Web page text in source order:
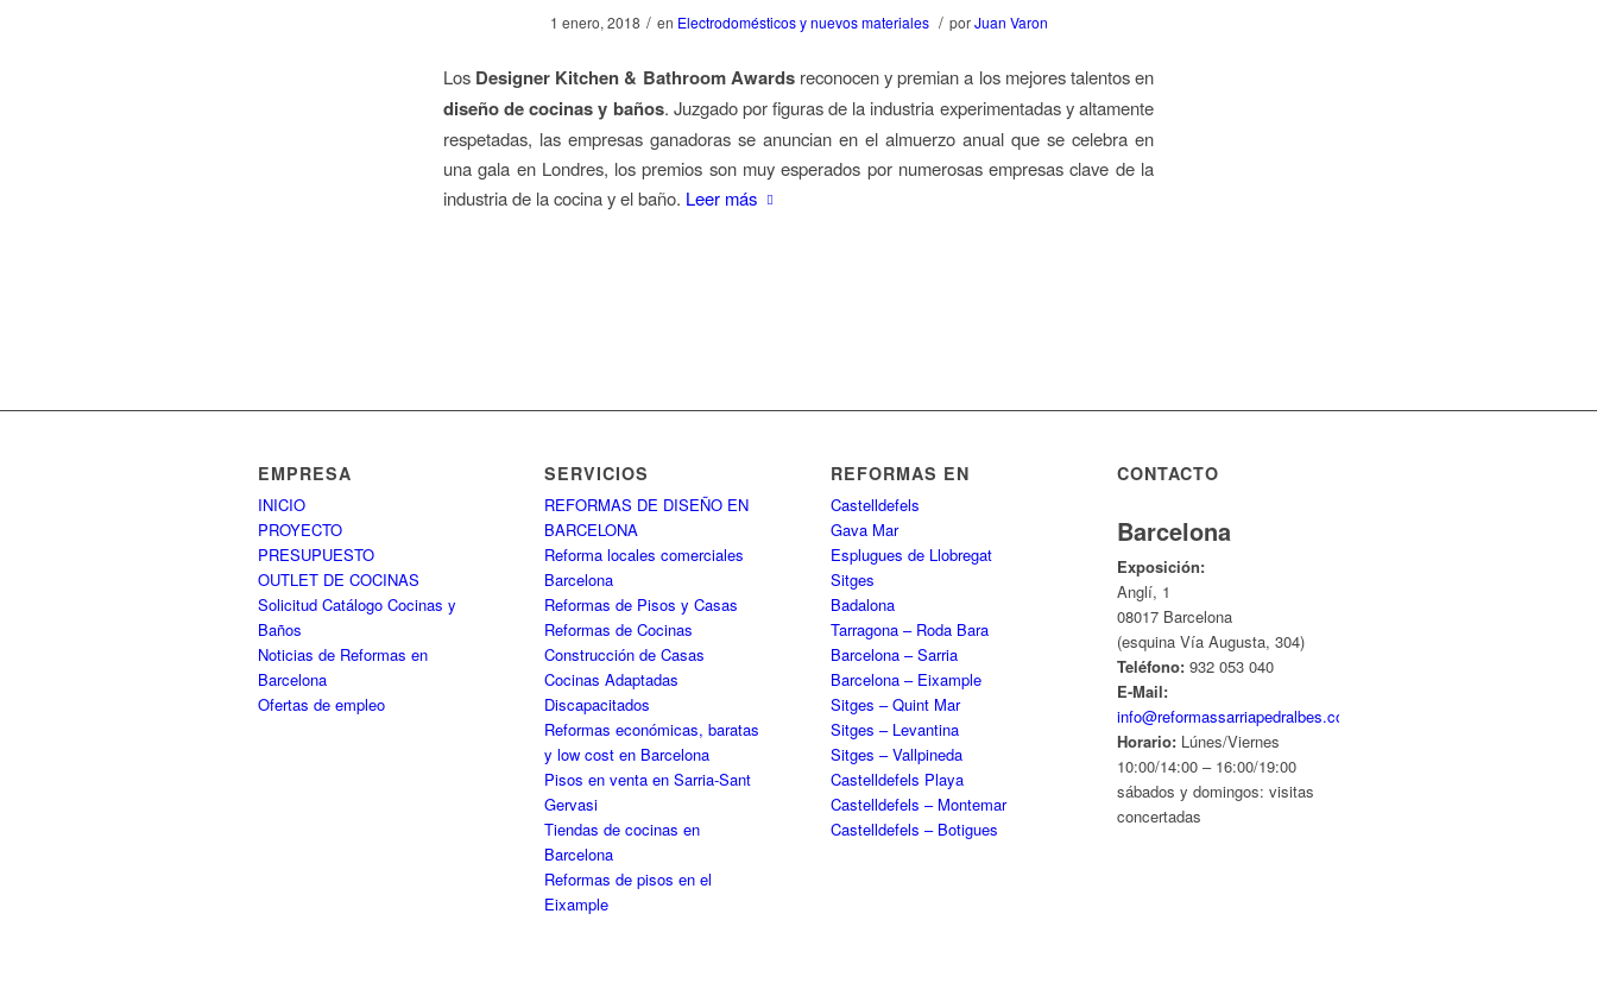
1 enero, 2018 / en Electrodomésticos y nuevos materiales / porJuan Varon
Los Designer Kitchen & Bathroom Awardsreconocen y premian a los mejores talentos en
diseño de cocinas y baños. Juzgado por figuras de la industria experimentadas y altamente
respetadas, las empresas ganadoras se anuncian en el almuerzo anual que se celebra en
una gala en Londres, los premios son muy esperados por numerosas empresas clave de la
industria de la cocina y el baño. Leer más
EMPRESA
INICIO
PROYECTO
PRESUPUESTO
OUTLET DE COCINAS
Solicitud Catálogo Cocinas y
Baños
Noticias de Reformas en
Barcelona
Ofertas de empleo
SERVICIOS
REFORMAS DE DISEÑO EN
BARCELONA
Reforma locales comerciales
Barcelona
Reformas de Pisos y Casas
Reformas de Cocinas
Construcción de Casas
Cocinas Adaptadas
Discapacitados
Reformas económicas, baratas
y low cost en Barcelona
Pisos en venta en Sarria-Sant
Gervasi
Tiendas de cocinas en
Barcelona
Reformas de pisos en el
Eixample
REFORMAS EN
Castelldefels
Gava Mar
Esplugues de Llobregat
Sitges
Badalona
Tarragona – Roda Bara
Barcelona – Sarria
Barcelona – Eixample
Sitges – Quint Mar
Sitges – Levantina
Sitges – Vallpineda
Castelldefels Playa
Castelldefels – Montemar
Castelldefels – Botigues
CONTACTO
Barcelona
Exposición:
Anglí, 1
08017 Barcelona
(esquina Vía Augusta, 304)
Teléfono: 932 053 040
E-Mail:
info@reformassarriapedralbes.com
Horario: Lúnes/Viernes
10:00/14:00 – 16:00/19:00
sábados y domingos: visitas
concertadas